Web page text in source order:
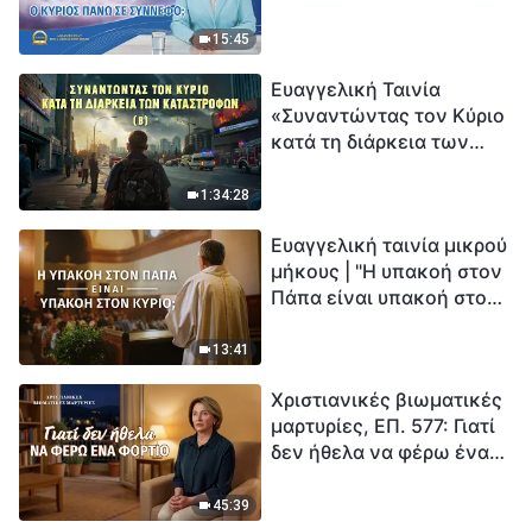
15:45
1:34:28
Ευαγγελική Ταινία
«Συναντώντας τον Κύριο
κατά τη διάρκεια των
εξαφάνισης». Οι
καταστροφές χτυπούν.
Ξεκινά η αντίστροφη
13:41
Ευαγγελική ταινία μικρού
μήκους | "Η υπακοή στον
Πάπα είναι υπακοή στον
45:39
Χριστιανικές βιωματικές
μαρτυρίες, ΕΠ. 577: Γιατί
δεν ήθελα να φέρω ένα